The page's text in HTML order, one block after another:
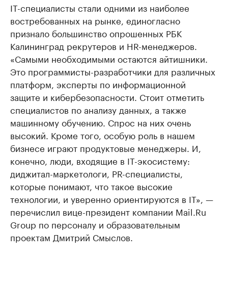
IT-специалисты стали одними из наиболее
востребованных на рынке, единогласно
признало большинство опрошенных РБК
Калининград рекрутеров и HR-менеджеров.
«Самыми необходимыми остаются айтишники.
Это программисты-разработчики для различных
платформ, эксперты по информационной
защите и кибербезопасности. Стоит отметить
специалистов по анализу данных, а также
машинному обучению. Спрос на них очень
высокий. Кроме того, особую роль в нашем
бизнесе играют продуктовые менеджеры. И,
конечно, люди, входящие в IT-экосистему:
диджитал-маркетологи, PR-специалисты,
которые понимают, что такое высокие
технологии, и уверенно ориентируются в IT», —
перечислил вице-президент компании Mail.Ru
Group по персоналу и образовательным
проектам Дмитрий Смыслов.